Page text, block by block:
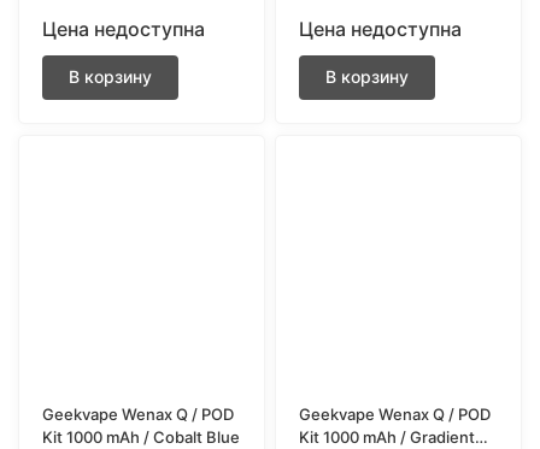
Цена недоступна
В корзину
Цена недоступна
В корзину
Geekvape Wenax Q / POD
Kit 1000 mAh / Cobalt Blue
Geekvape Wenax Q / POD
Kit 1000 mAh / Gradient